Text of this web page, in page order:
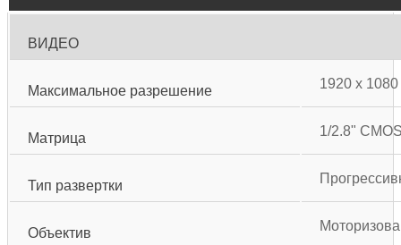
ВИДЕО
Максимальное разрешение 1920 x 1080
Матрица 1/2.8"
Тип развертки
Объектив